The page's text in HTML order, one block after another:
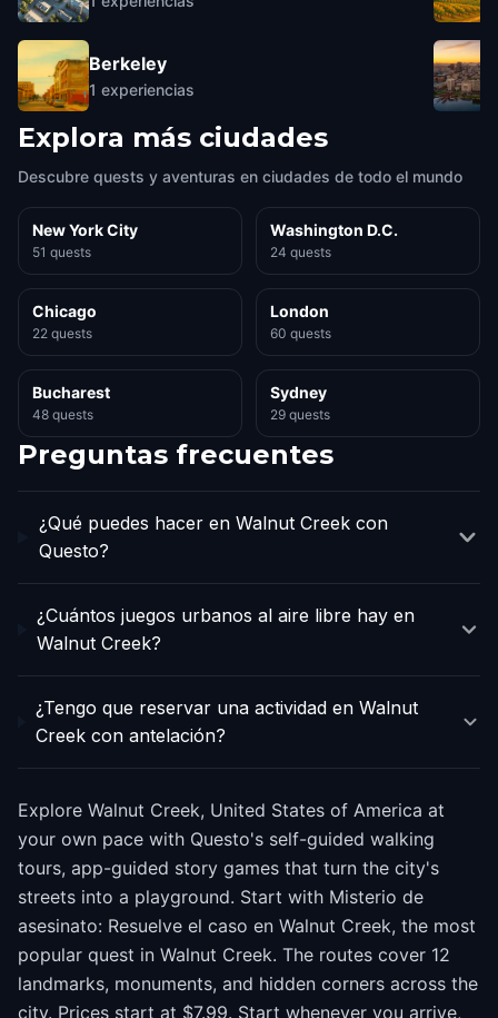
Berkeley
1 experiencias
Explora más ciudades
Descubre quests y aventuras en ciudades de todo el mundo
New York City
51 quests
Washington D.C.
24 quests
Chicago
22 quests
London
60 quests
Bucharest
48 quests
Sydney
29 quests
Preguntas frecuentes
¿Qué puedes hacer en Walnut Creek con
Questo?
¿Cuántos juegos urbanos al aire libre hay en
Walnut Creek?
¿Tengo que reservar una actividad en Walnut
Creek con antelación?
Explore Walnut Creek, United States of America at
your own pace with Questo's self-guided walking
tours, app-guided story games that turn the city's
streets into a playground. Start with Misterio de
asesinato: Resuelve el caso en Walnut Creek, the most
popular quest in Walnut Creek. The routes cover 12
landmarks, monuments, and hidden corners across the
city. Prices start at $7.99. Start whenever you arrive,